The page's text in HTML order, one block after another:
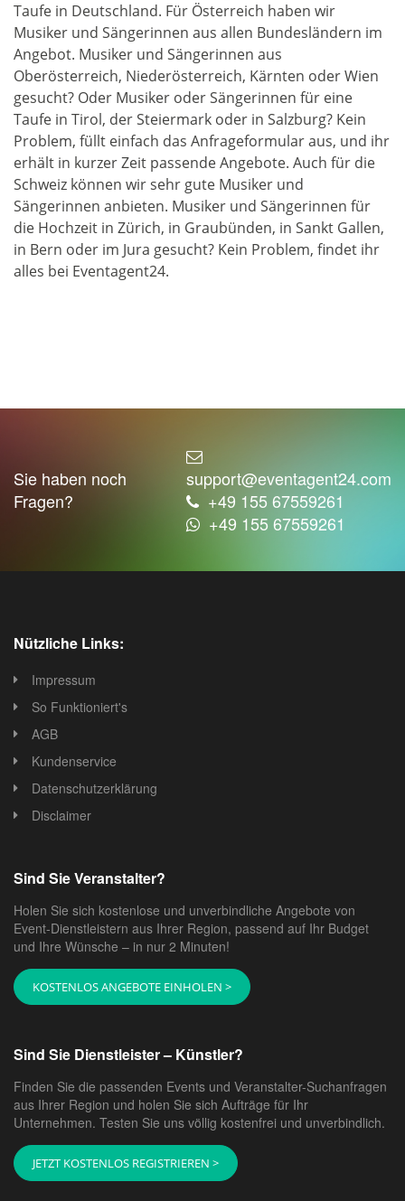
Taufe in Deutschland. Für Österreich haben wir
Musiker und Sängerinnen aus allen Bundesländern im
Angebot. Musiker und Sängerinnen aus
Oberösterreich, Niederösterreich, Kärnten oder Wien
gesucht? Oder Musiker oder Sängerinnen für eine
Taufe in Tirol, der Steiermark oder in Salzburg? Kein
Problem, füllt einfach das Anfrageformular aus, und ihr
erhält in kurzer Zeit passende Angebote. Auch für die
Schweiz können wir sehr gute Musiker und
Sängerinnen anbieten. Musiker und Sängerinnen für
die Hochzeit in Zürich, in Graubünden, in Sankt Gallen,
in Bern oder im Jura gesucht? Kein Problem, findet ihr
alles bei Eventagent24.
Sie haben noch
Fragen?
support@eventagent24.com
+49 155 67559261
+49 155 67559261
Nützliche Links:
Impressum
So Funktioniert's
AGB
Kundenservice
Datenschutzerklärung
Disclaimer
Sind Sie Veranstalter?
Holen Sie sich kostenlose und unverbindliche Angebote von
Event-Dienstleistern aus Ihrer Region, passend auf Ihr Budget
und Ihre Wünsche – in nur 2 Minuten!
KOSTENLOS ANGEBOTE EINHOLEN >
Sind Sie Dienstleister – Künstler?
Finden Sie die passenden Events und Veranstalter-Suchanfragen
aus Ihrer Region und holen Sie sich Aufträge für Ihr
Unternehmen. Testen Sie uns völlig kostenfrei und unverbindlich.
JETZT KOSTENLOS REGISTRIEREN >